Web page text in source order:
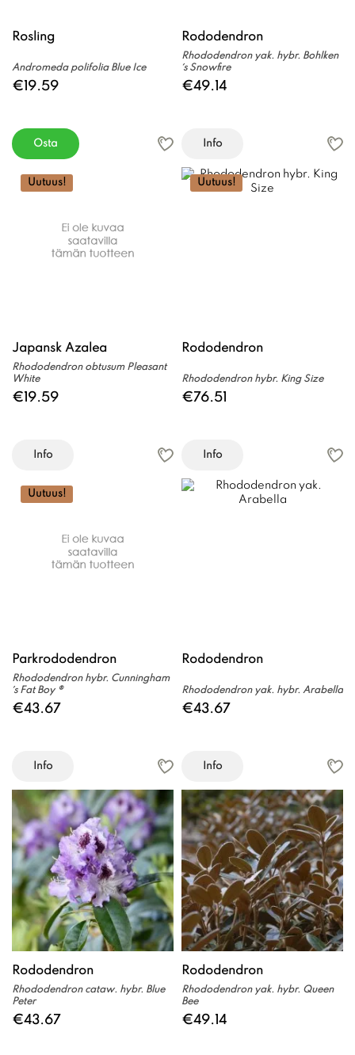
Rosling
Andromeda polifolia Blue Ice
€19.59
Osta
Rododendron
Rhododendron yak. hybr. Bohlken
´s Snowfire
€49.14
Info
Uutuus!
Japansk Azalea
Rhododendron obtusum Pleasant
White
€19.59
Info
Uutuus!
Rododendron
Rhododendron hybr. King Size
€76.51
Info
Uutuus!
Parkrododendron
Rhododendron hybr. Cunningham
´s Fat Boy ®
€43.67
Info
Rododendron
Rhododendron yak. hybr. Arabella
€43.67
Info
Rododendron
Rhododendron cataw. hybr. Blue
Peter
€43.67
Rododendron
Rhododendron yak. hybr. Queen
Bee
€49.14